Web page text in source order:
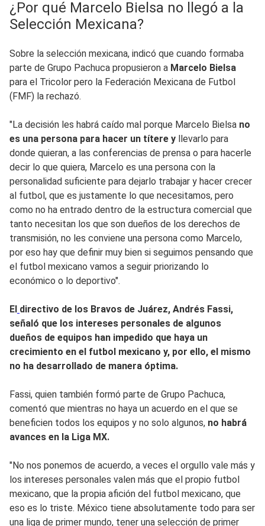
¿Por qué Marcelo Bielsa no llegó a la
Selección Mexicana?
Sobre la selección mexicana, indicó que cuando formaba
parte de Grupo Pachuca propusieron a Marcelo Bielsa
para el Tricolor pero la Federación Mexicana de Futbol
(FMF) la rechazó.
"La decisión les habrá caído mal porque Marcelo Bielsa no
es una persona para hacer un títere y llevarlo para
donde quieran, a las conferencias de prensa o para hacerle
decir lo que quiera, Marcelo es una persona con la
personalidad suficiente para dejarlo trabajar y hacer crecer
al futbol, que es justamente lo que necesitamos, pero
como no ha entrado dentro de la estructura comercial que
tanto necesitan los que son dueños de los derechos de
transmisión, no les conviene una persona como Marcelo,
por eso hay que definir muy bien si seguimos pensando que
el futbol mexicano vamos a seguir priorizando lo
económico o lo deportivo".
El directivo de los Bravos de Juárez, Andrés Fassi,
señaló que los intereses personales de algunos
dueños de equipos han impedido que haya un
crecimiento en el futbol mexicano y, por ello, el mismo
no ha desarrollado de manera óptima.
Fassi, quien también formó parte de Grupo Pachuca,
comentó que mientras no haya un acuerdo en el que se
beneficien todos los equipos y no solo algunos, no habrá
avances en la Liga MX.
"No nos ponemos de acuerdo, a veces el orgullo vale más y
los intereses personales valen más que el propio futbol
mexicano, que la propia afición del futbol mexicano, que
eso es lo triste. México tiene absolutamente todo para ser
una liga de primer mundo, tener una selección de primer